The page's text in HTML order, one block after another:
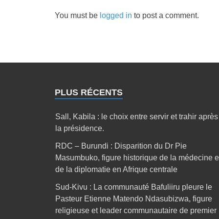
You must be logged in to post a comment.
PLUS RÉCENTS
Sall, Kabila : le choix entre servir et trahir après
la présidence.
RDC – Burundi : Disparition du Dr Pie
Masumbuko, figure historique de la médecine
de la diplomatie en Afrique centrale
Sud-Kivu : La communauté Bafuliiru pleure le
Pasteur Etienne Matendo Ndasubizwa, figure
religieuse et leader communautaire de premier